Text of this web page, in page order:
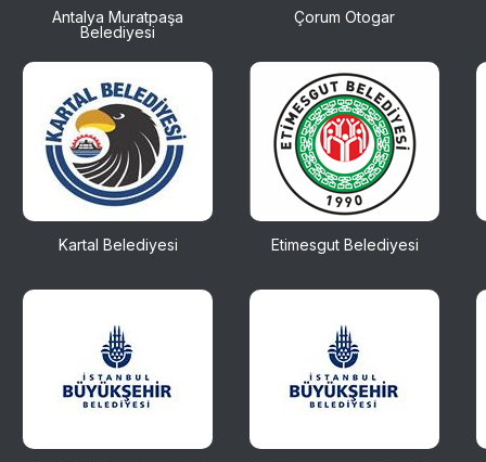
Antalya Muratpaşa
Belediyesi
Çorum Otogar
Kartal Belediyesi Etimesgut Belediyesi